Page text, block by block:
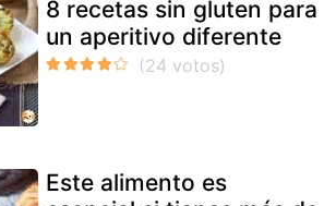
8 recetas sin gluten para
un aperitivo diferente
Este alimento es